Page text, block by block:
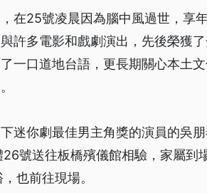
，在25號凌晨因為腦中風過世，享
許多電影和戲劇演出，先後榮獲
一口道地台語，更長期關心本土
迷你劇最佳男主角獎的演員的吳
號送往板橋殯儀館相驗，家屬到
也前往現場。